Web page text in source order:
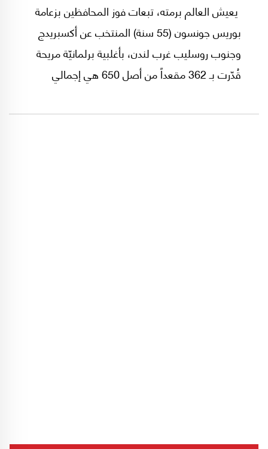
يعيش العالم برمته، تبعات فوز المحافظين بزعامة
بوريس جونسون (55 سنة) المنتخب عن أكسبريدج
وجنوب روسليب غرب لندن، بأغلبية برلمانيّة مريحة
قُدّرت بـ 362 مقعداً من أصل 650 هي إجمالي
45 مقعداً جديداً من أصل 317 كان قد حصّلها في